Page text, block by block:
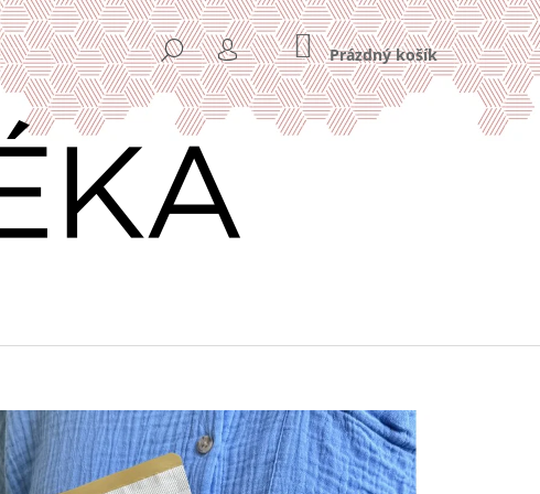
HLEDAT
PŘIHLÁŠENÍ
NÁKUPNÍ
KOŠÍK
Prázdný košík
Následující
KÁVA HOME OFFICE